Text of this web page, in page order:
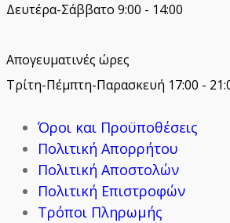
Δευτέρα-Σάββατο 9:00 - 14:00
Απογευματινές ώρες
Τρίτη-Πέμπτη-Παρασκευή 17:00 -
Όροι και Προϋποθέσεις
Πολιτική Απορρήτου
Πολιτική Αποστολών
Πολιτική Επιστροφών
Τρόποι Πληρωμής